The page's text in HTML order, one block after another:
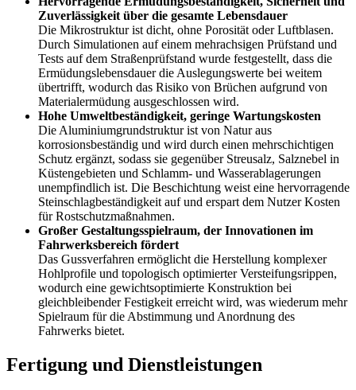
Zuverlässigkeit über die gesamte Lebensdauer
Die Mikrostruktur ist dicht, ohne Porosität oder Luftblasen.
Durch Simulationen auf einem mehrachsigen Prüfstand und
Tests auf dem Straßenprüfstand wurde festgestellt, dass die
Ermüdungslebensdauer die Auslegungswerte bei weitem
übertrifft, wodurch das Risiko von Brüchen aufgrund von
Materialermüdung ausgeschlossen wird.
Hohe Umweltbeständigkeit, geringe Wartungskosten
Die Aluminiumgrundstruktur ist von Natur aus
korrosionsbeständig und wird durch einen mehrschichtigen
Schutz ergänzt, sodass sie gegenüber Streusalz, Salznebel in
Küstengebieten und Schlamm- und Wasserablagerungen
unempfindlich ist. Die Beschichtung weist eine hervorragende
Steinschlagbeständigkeit auf und erspart dem Nutzer Kosten
für Rostschutzmaßnahmen.
Großer Gestaltungsspielraum, der Innovationen im
Fahrwerksbereich fördert
Das Gussverfahren ermöglicht die Herstellung komplexer
Hohlprofile und topologisch optimierter Versteifungsrippen,
wodurch eine gewichtsoptimierte Konstruktion bei
gleichbleibender Festigkeit erreicht wird, was wiederum mehr
Spielraum für die Abstimmung und Anordnung des
Fahrwerks bietet.
Fertigung und Dienstleistungen